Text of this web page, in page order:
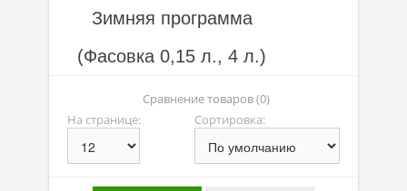
Минеральные масла
Масло с молибденом
Линейка масел Molygen
Линейка масел Top Tec
Линейка масел Special Tec
Зимняя программа
(Фасовка 0,15 л., 4 л.)
Сравнение товаров (0)
На странице:
Сортировка: